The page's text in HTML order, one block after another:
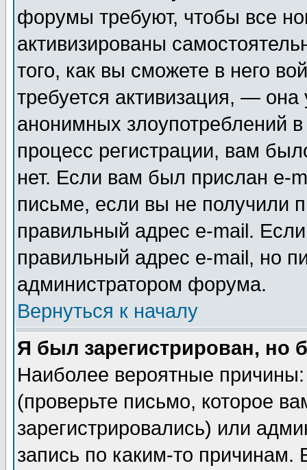
форумы требуют, чтобы все
активизированы
того, как вы сможете в него
требуется активизация, —
анонимных злоупотреблений
процесс регистрации, вам
нет. Если вам был прислан e-
письме, если вы не получили
правильный адрес e-mail.
правильный адрес e-mail, но
администратором форума.
Вернуться к началу
Я был зарегистрирован, но
Наиболее вероятные
(проверьте письмо, которое
зарегистрировались) или
запись по каким-то